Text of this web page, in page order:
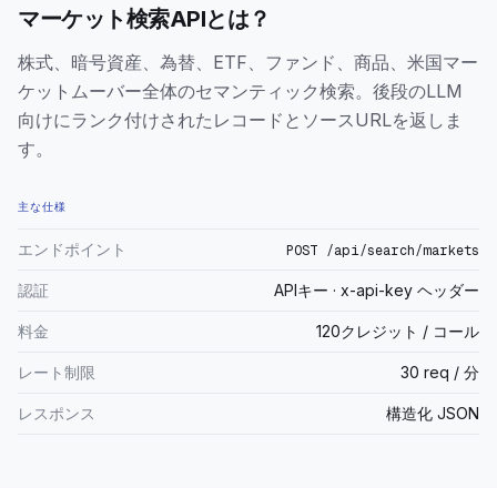
マーケット検索APIとは？
株式、暗号資産、為替、ETF、ファンド、商品、米国マー
ケットムーバー全体のセマンティック検索。後段のLLM
向けにランク付けされたレコードとソースURLを返しま
す。
主な仕様
エンドポイント POST /api/search/markets
認証 APIキー · x-api-key ヘッダー
料金 120クレジット / コール
レート制限 30 req / 分
レスポンス 構造化 JSON